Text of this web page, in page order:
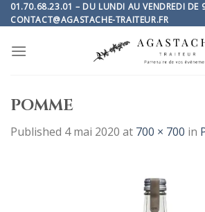
Skip
to
01.70.68.23.01 – DU LUNDI AU VENDREDI DE
CONTACT@AGASTACHE-TRAITEUR.FR
POMME
Published 4 mai 2020 at 700 × 700 in